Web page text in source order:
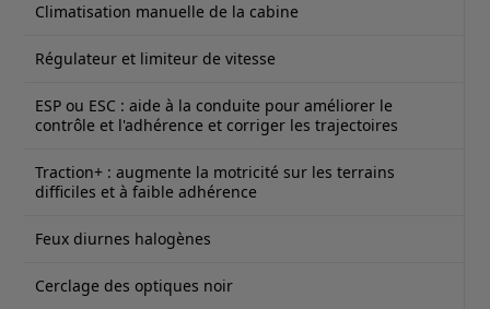
Climatisation manuelle de la cabine
Régulateur et limiteur de vitesse
ESP ou ESC : aide à la conduite pour améliorer le
contrôle et l'adhérence et corriger les trajectoires
Traction+ : augmente la motricité sur les terrains
difficiles et à faible adhérence
Feux diurnes halogènes
Cerclage des optiques noir